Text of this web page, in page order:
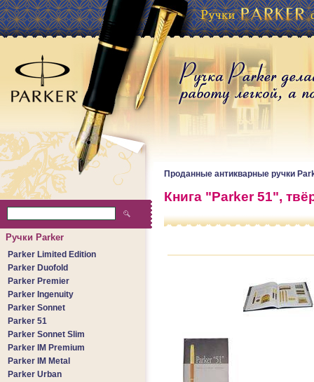
Ручки Parker
Parker Limited Edition
Parker Duofold
Parker Premier
Parker Ingenuity
Parker Sonnet
Parker 51
Parker Sonnet Slim
Parker IM Premium
Parker IM Metal
Parker Urban
Проданные антикварные ручки
Книга "Parker 51",